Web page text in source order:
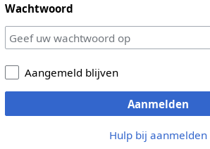
Wachtwoord
Aangemeld blijven
Aanmelden
Hulp bij aanmelden